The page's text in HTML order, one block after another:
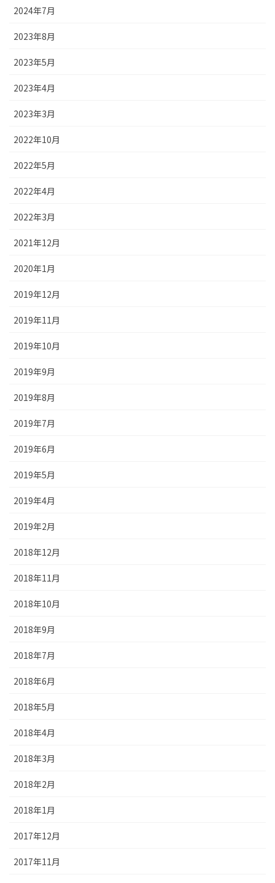
2024年7月
2023年8月
2023年5月
2023年4月
2023年3月
2022年10月
2022年5月
2022年4月
2022年3月
2021年12月
2020年1月
2019年12月
2019年11月
2019年10月
2019年9月
2019年8月
2019年7月
2019年6月
2019年5月
2019年4月
2019年2月
2018年12月
2018年11月
2018年10月
2018年9月
2018年7月
2018年6月
2018年5月
2018年4月
2018年3月
2018年2月
2018年1月
2017年12月
2017年11月